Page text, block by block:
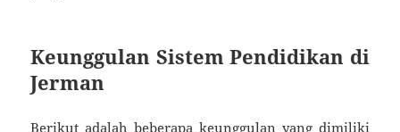
Keunggulan Sistem Pendidikan di
Jerman
Berikut adalah beberapa keunggulan yang dimiliki